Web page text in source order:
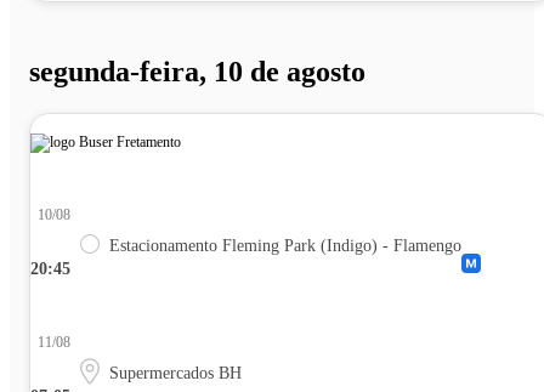
segunda-feira, 10 de agosto
20:45
10/08
Estacionamento Fleming Park (Indigo) - Flamengo
11/08
Supermercados BH